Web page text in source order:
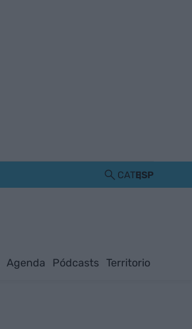
CATESP
Agenda Pódcasts Territorio